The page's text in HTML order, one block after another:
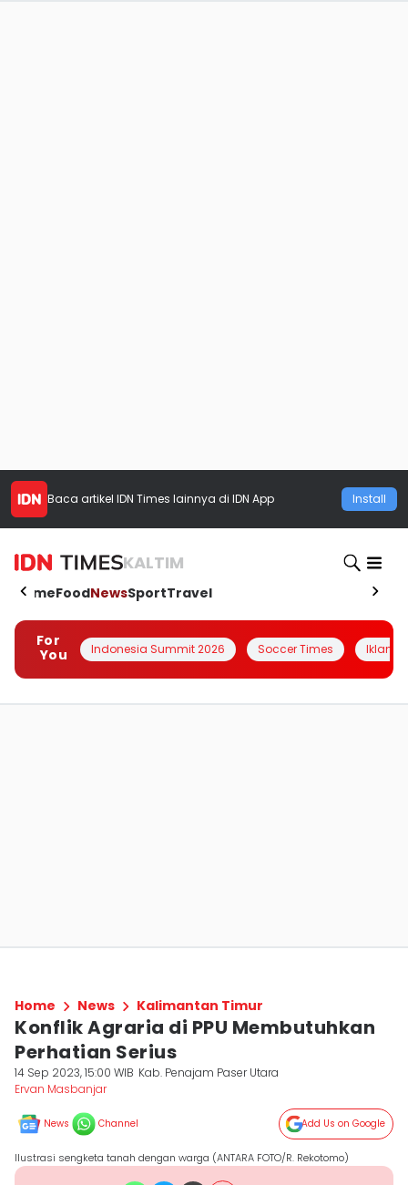
Baca artikel IDN Times lainnya di IDN App Install
KALTIM
HomeFoodNewsSportTravel
For
You
Indonesia Summit 2026 Soccer Times Iklanin
Home News Kalimantan Timur
Konflik Agraria di PPU Membutuhkan
Perhatian Serius
14 Sep 2023, 15:00 WIB Kab. Penajam Paser Utara
Ervan Masbanjar
News Channel Add Us on Google
Ilustrasi sengketa tanah dengan warga (ANTARA FOTO/R. Rekotomo)